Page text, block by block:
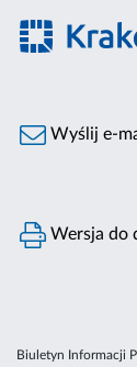
Wyślij e-
Wersja do
Biuletyn Informacji